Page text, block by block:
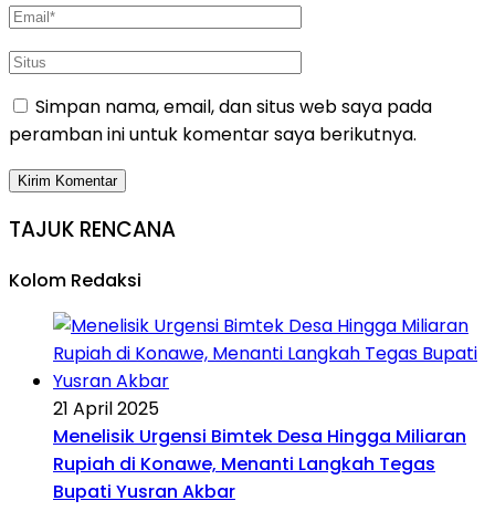
Simpan nama, email, dan situs web saya pada
peramban ini untuk komentar saya berikutnya.
TAJUK RENCANA
Kolom Redaksi
21 April 2025
Menelisik Urgensi Bimtek Desa Hingga Miliaran
Rupiah di Konawe, Menanti Langkah Tegas
Bupati Yusran Akbar